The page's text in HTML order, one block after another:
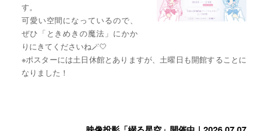
す。
可愛い空間になっているので、
ぜひ「ときめきの魔法」にかか
りにきてくださいね🪄🤍
※ポスターには土日休館とありますが、土曜日も開館することに
なりました！